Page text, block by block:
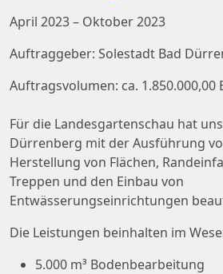
Leipzig
Meppen
Berufserfahrene
Auszubildende
April 2023 – Oktober 2023
Auftraggeber: Solestadt Bad
Auftragsvolumen: ca. 1.850.000,00
Für die Landesgartenschau hat
Dürrenberg mit der Ausführung
Herstellung von Flächen,
Treppen und den Einbau von
Entwässerungseinrichtungen
Die Leistungen beinhalten im
5.000 m³ Bodenbearbeitung